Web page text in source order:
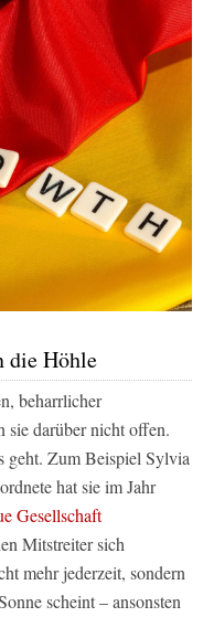
die Höhle
beharrlicher
sie darüber nicht offen.
geht. Zum Beispiel Sylvia
hat sie im Jahr
Gesellschaft
Mitstreiter sich
mehr jederzeit, sondern
scheint – ansonsten